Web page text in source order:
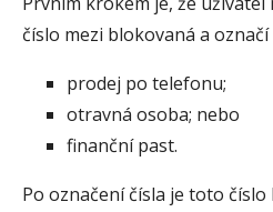
číslo mezi blokovaná a
prodej po telefonu;
otravná osoba; nebo
finanční past.
Po označení čísla je toto